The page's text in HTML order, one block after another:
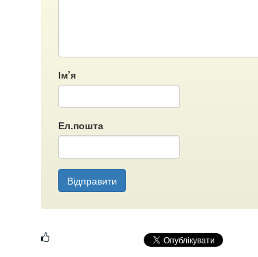
Ім’я
Ел.пошта
Відправити